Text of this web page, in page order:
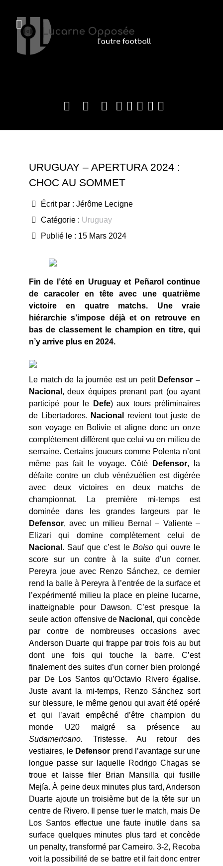
URUGUAY – APERTURA 2024 :
CHOC AU SOMMET
Écrit par : Jérôme Lecigne
Catégorie : Uruguay
Publié le : 15 Mars 2024
Fin de l’été en Uruguay et Peñarol continue
de caracoler en tête avec une quatrième
victoire en quatre matchs. Une vraie
hiérarchie s’impose déjà et on retrouve en
bas de classement le champion en titre, qui
n’y arrive plus en 2024.
Le match de la journée est un petit Defensor –
Nacional , deux équipes prenant part (ou ayant
participé pour le
Defe) aux tours préliminaires
de Libertadores. Nacional revient tout juste de
son voyage en Bolivie et aligne donc un onze
complètement différent que celui vu en milieu de
semaine. Certains joueurs comme Polenta n’ont
même pas fait le voyage. Côté
Defensor, la
défaite contre un club vénézuélien est digérée
avec deux victoires en deux matchs de
championnat. La première mi-temps est
dominée dans les grandes largeurs par le
Defensor, avec un milieu Bernal – Valiente –
Elizari qui domine complètement celui de
Nacional . Sauf que c’est le Bolsoqui ouvre le
score sur un contre à la suite d’un corner.
Pereyra joue avec Renzo Sánchez, ce dernier
rend la balle à Pereyra à l’entrée de la surface et
l’expérimenté milieu la place en pleine lucarne,
inatteignable pour Dawson. C’est presque la
seule action offensive de Nacional , qui concède
par contre de nombreuses occasions avec
Anderson Duarte qui frappe par trois fois au but
dont une fois qui touche la barre. C’est
finalement des suites d’un corner bien prolongé
par De Los Santos qu’Octavio Rivero égalise.
Juste avant la mi-temps, Renzo Sánchez sort
sur blessure, le même genou qui avait été opéré
et qui l’avait empêché d’être champion du
monde U20 malgré sa présence au
Sudamericano. Tristesse. Au retour des
vestiaires, le Defensor prend l’avantage sur une
longue passe sur laquelle Rodrigo Chagas se
troue et laisse filer Brian Mansilla qui fusille
Mejía. À peine deux minutes plus tard, Anderson
Duarte ajoute un troisième but de la tête sur un
centre de Rivero. Il pense tuer le match, mais De
Los Santos effectue une faute inutile dans sa
surface quelques minutes plus tard et concède
un penalty, transformé par Carneiro. 3-2, Recoba
voit la possibilité de se battre et il fait donc entrer